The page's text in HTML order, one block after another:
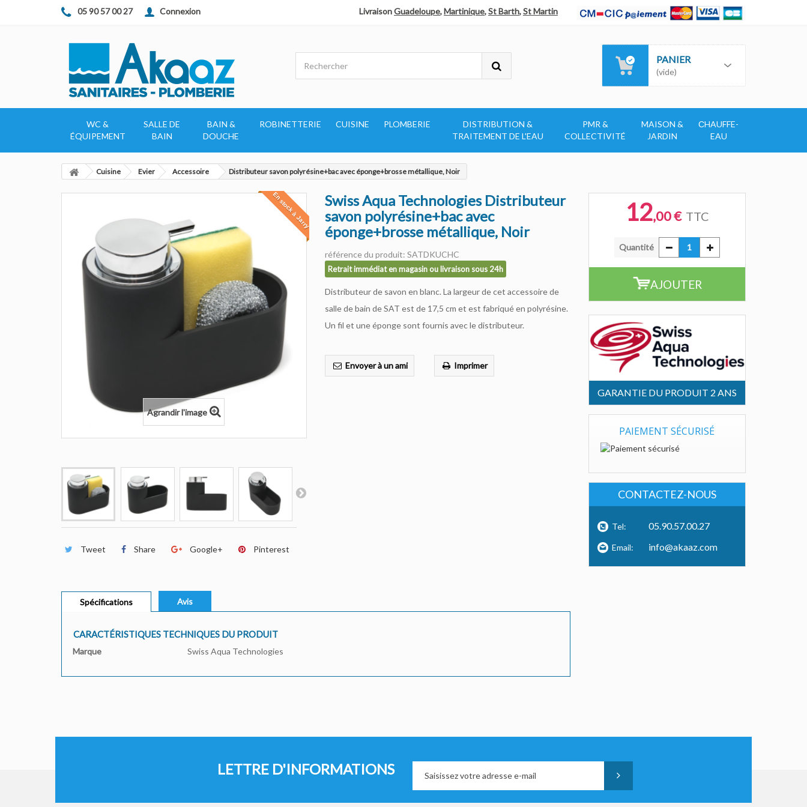
05 90 57 00 27 LivraisonGuadeloupe,Martinique,St Barth,St Martin
Connexion
PANIER
(vide)
WC &
ÉQUIPEMENT
SALLE DE
BAIN
BAIN &
DOUCHE
ROBINETTERIE CUISINE PLOMBERIE
DISTRIBUTION &
TRAITEMENT DE L'EAU
PMR &
COLLECTIVITÉ
MAISON &
JARDIN
СHAUFFE-
EAU
Cuisine Evier Accessoire Distributeur savon polyrésine+bac avec éponge+brosse métallique, Noir
En stock à Jarry
Agrandir l'image
Tweet Share Google+ Pinterest
Swiss Aqua Technologies Distributeur
savon polyrésine+bac avec
éponge+brosse métallique, Noir
référence du produit: SATDKUCHC
Retrait immédiat en magasin ou livraison sous 24h
Distributeur de savon en blanc. La largeur de cet accessoire de
salle de bain de SAT est de 17,5 cm et est fabriqué en polyrésine.
Un fil et une éponge sont fournis avec le distributeur.
Envoyer à un ami Imprimer
Spécifications Avis
CARACTÉRISTIQUES TECHNIQUES DU PRODUIT
Marque Swiss Aqua Technologies
12,00 € TTC
Quantité
AJOUTER
GARANTIE DU PRODUIT 2 ANS
PAIEMENT SÉCURISÉ
CONTACTEZ-NOUS
Tel: 05.90.57.00.27
Email: info@akaaz.com
LETTRE D'INFORMATIONS